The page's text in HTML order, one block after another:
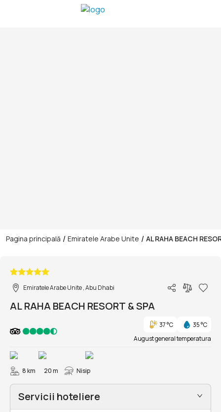
Pagina principală / Emiratele Arabe Unite / AL RAHA BEACH
Emiratele Arabe Unite , Abu Dhabi
AL RAHA BEACH RESORT & SPA
37 °C
35 °C
August general temperatura
8 km 20 m Nisip
Servicii hoteliere